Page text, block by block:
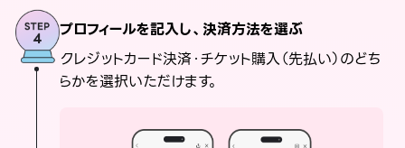
プロフィールを記入し、決済方法を選ぶ
クレジットカード決済・チケット購入（先払い）のどち
らかを選択いただけます。